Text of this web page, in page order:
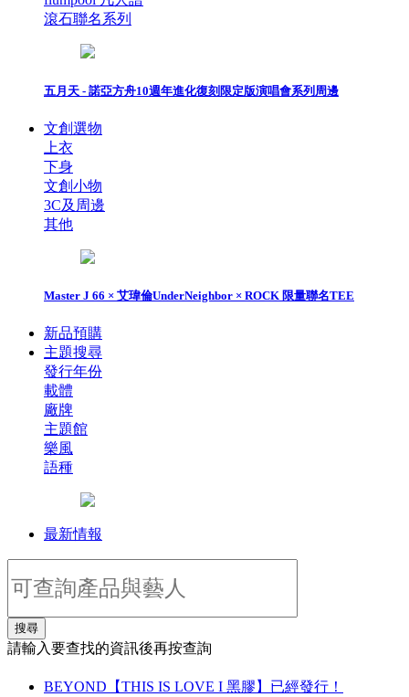
滾石聯名系列
五月天 - 諾亞方舟10週年進化復刻限定版演唱會系列周邊
文創選物
上衣
下身
文創小物
3C及周邊
其他
Master J 66 × 艾瑋倫UnderNeighbor × ROCK 限量聯名TEE
新品預購
主題搜尋
發行年份
載體
廠牌
主題館
樂風
語種
最新情報
搜尋
請輸入要查找的資訊後再按查詢
BEYOND【THIS IS LOVE I 黑膠】已經發行！